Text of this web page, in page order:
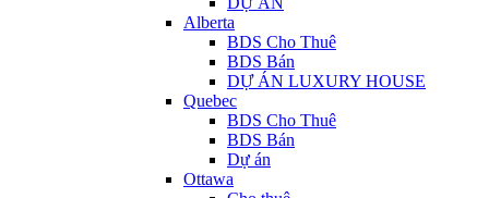
Alberta
BDS Cho Thuê
BDS Bán
DỰ ÁN LUXURY HOUSE
Quebec
BDS Cho Thuê
BDS Bán
Dự án
Ottawa